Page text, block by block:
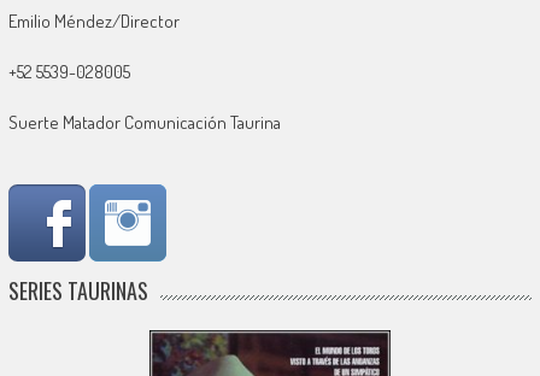
Emilio Méndez/Director
+52 5539-028005
Suerte Matador Comunicación Taurina
SERIES TAURINAS